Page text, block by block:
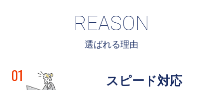
REASON
選ばれる理由
01 スピード対応